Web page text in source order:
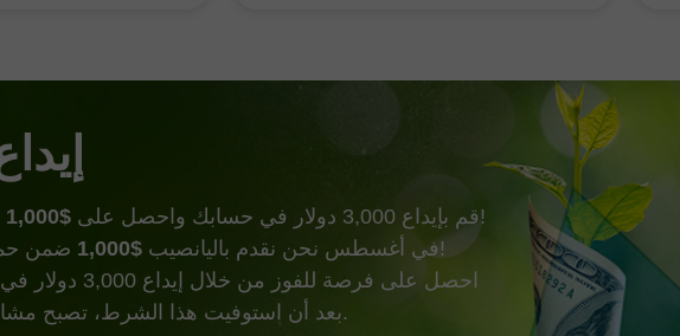
قم بإيداع 3,000 دولار في حسابك واحصل على $1,000
وأكثر من ذالك!
في أغسطس نحن نقدم باليانصيب $1,000
ضمن حملة إيداع الحظ!
احصل على فرصة للفوز
بعد أن استوفيت هذا الشرط، تصبح مشاركًا في الحملة.